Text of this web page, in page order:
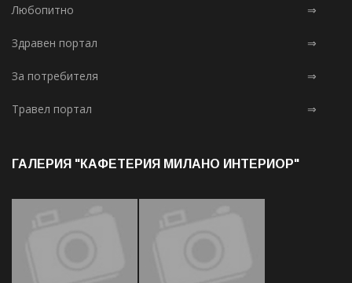
Любопитно ⇒
Здравен портал ⇒
За потребителя ⇒
Травел портал ⇒
ГАЛЕРИЯ "КАФЕТЕРИЯ МИЛАНО ИНТЕРИОР"